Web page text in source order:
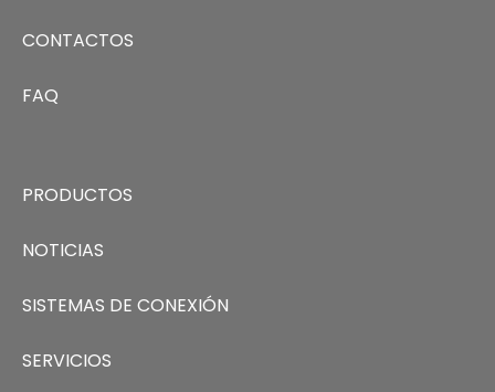
CONTACTOS
FAQ
PRODUCTOS
NOTICIAS
SISTEMAS DE CONEXIÓN
SERVICIOS